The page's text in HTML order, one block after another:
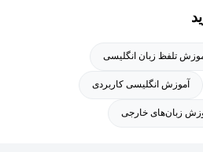
تلفظ زبان انگلیسی
آموزش انگلیسی کاربردی
زبان‌های خارجی